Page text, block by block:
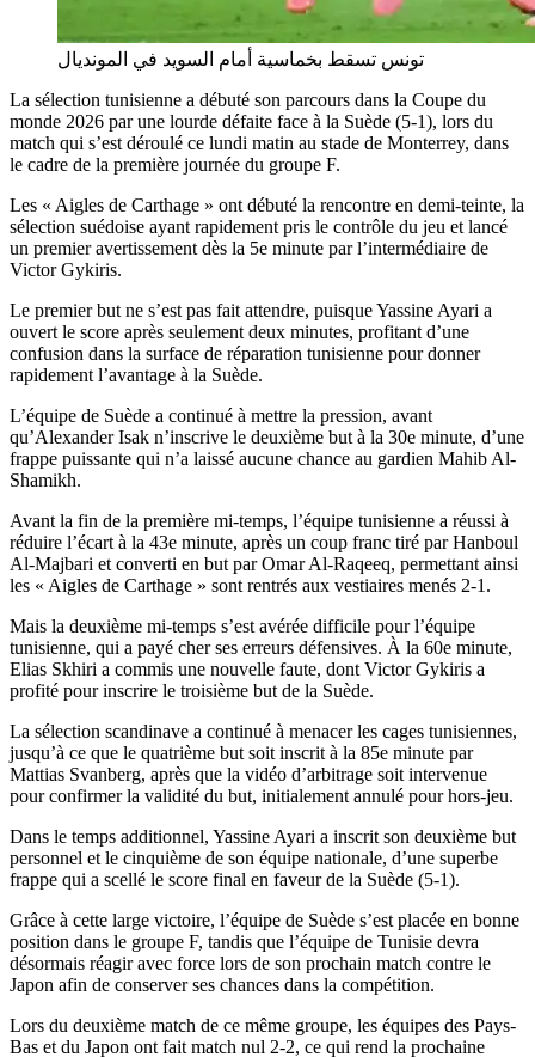
تونس تسقط بخماسية أمام السويد في المونديال
La sélection tunisienne a débuté son parcours dans la Coupe du
monde 2026 par une lourde défaite face à la Suède (5-1), lors du
match qui s’est déroulé ce lundi matin au stade de Monterrey, dans
le cadre de la première journée du groupe F.
Les « Aigles de Carthage » ont débuté la rencontre en demi-teinte, la
sélection suédoise ayant rapidement pris le contrôle du jeu et lancé
un premier avertissement dès la 5e minute par l’intermédiaire de
Victor Gykiris.
Le premier but ne s’est pas fait attendre, puisque Yassine Ayari a
ouvert le score après seulement deux minutes, profitant d’une
confusion dans la surface de réparation tunisienne pour donner
rapidement l’avantage à la Suède.
L’équipe de Suède a continué à mettre la pression, avant
qu’Alexander Isak n’inscrive le deuxième but à la 30e minute, d’une
frappe puissante qui n’a laissé aucune chance au gardien Mahib Al-
Shamikh.
Avant la fin de la première mi-temps, l’équipe tunisienne a réussi à
réduire l’écart à la 43e minute, après un coup franc tiré par Hanboul
Al-Majbari et converti en but par Omar Al-Raqeeq, permettant ainsi
les « Aigles de Carthage » sont rentrés aux vestiaires menés 2-1.
Mais la deuxième mi-temps s’est avérée difficile pour l’équipe
tunisienne, qui a payé cher ses erreurs défensives. À la 60e minute,
Elias Skhiri a commis une nouvelle faute, dont Victor Gykiris a
profité pour inscrire le troisième but de la Suède.
La sélection scandinave a continué à menacer les cages tunisiennes,
jusqu’à ce que le quatrième but soit inscrit à la 85e minute par
Mattias Svanberg, après que la vidéo d’arbitrage soit intervenue
pour confirmer la validité du but, initialement annulé pour hors-jeu.
Dans le temps additionnel, Yassine Ayari a inscrit son deuxième but
personnel et le cinquième de son équipe nationale, d’une superbe
frappe qui a scellé le score final en faveur de la Suède (5-1).
Grâce à cette large victoire, l’équipe de Suède s’est placée en bonne
position dans le groupe F, tandis que l’équipe de Tunisie devra
désormais réagir avec force lors de son prochain match contre le
Japon afin de conserver ses chances dans la compétition.
Lors du deuxième match de ce même groupe, les équipes des Pays-
Bas et du Japon ont fait match nul 2-2, ce qui rend la prochaine